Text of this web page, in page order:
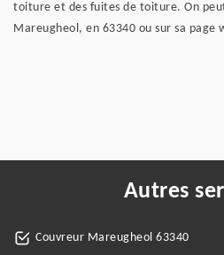
toiture et des fuites de toiture. On
Mareugheol, en 63340 ou sur sa page
Autres
Couvreur Mareugheol 63340